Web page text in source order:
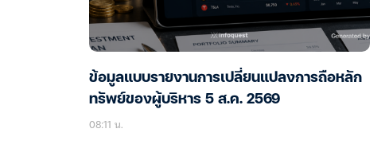
ข้อมูลแบบรายงานการเปลี่ยนแปลงการถือหลัก
ทรัพย์ของผู้บริหาร 5 ส.ค. 2569
08:11 น.